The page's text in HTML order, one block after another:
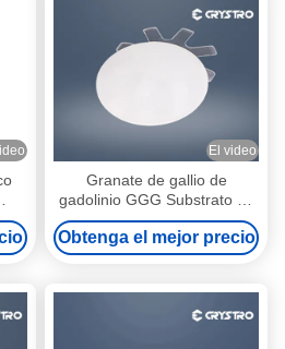
El video
Granate de gallio de
gadolinio GGG Substrato de
cristal único para película
YIG y BIG
Obtenga el mejor precio